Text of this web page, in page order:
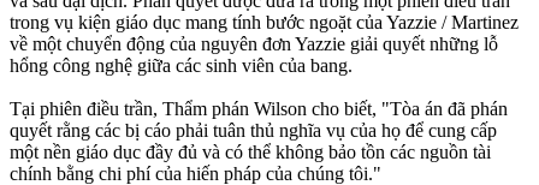
trong vụ kiện giáo dục mang tính bước ngoặt của Yazzie / Martinez
về một chuyển động của nguyên đơn Yazzie giải quyết những lỗ
hổng công nghệ giữa các sinh viên của bang.
Tại phiên điều trần, Thẩm phán Wilson cho biết, "Tòa án đã phán
quyết rằng các bị cáo phải tuân thủ nghĩa vụ của họ để cung cấp
một nền giáo dục đầy đủ và có thể không bảo tồn các nguồn tài
chính bằng chi phí của hiến pháp của chúng tôi."